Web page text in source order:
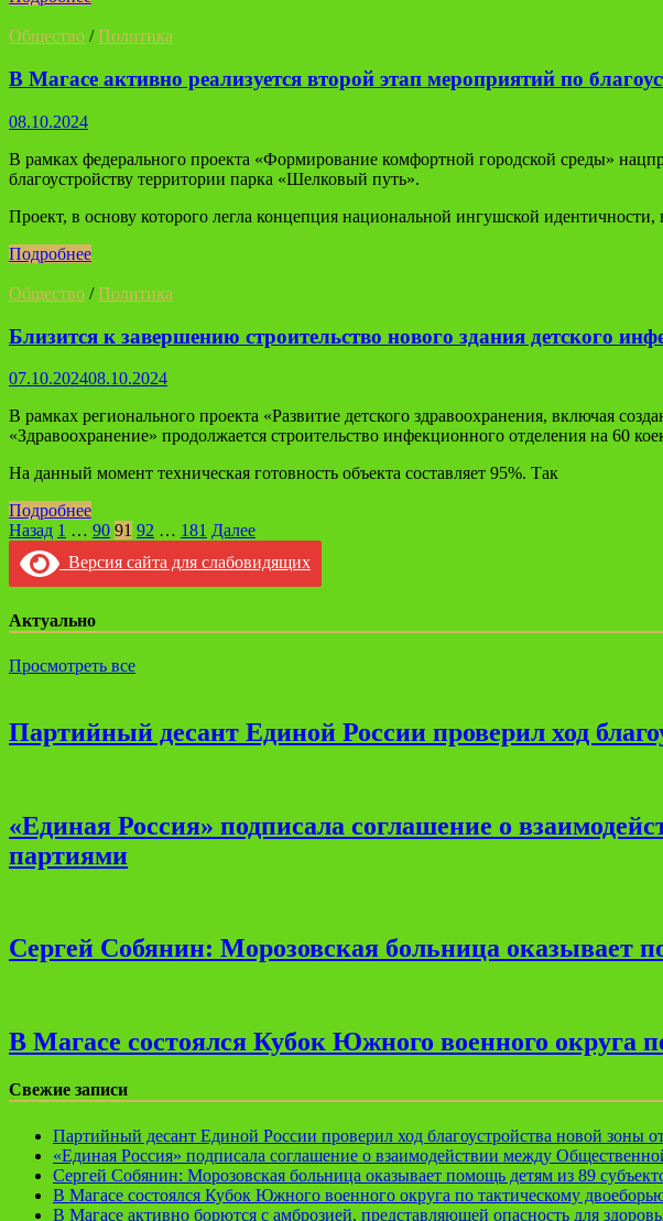
Общество /Политика
В Магасе активно реализуется второй этап мероприятий по
08.10.2024
В рамках федерального проекта «Формирование комфортной городской среды»
благоустройству территории парка «Шелковый путь».
Проект, в основу которого легла концепция национальной ингушской
Подробнее
Общество /Политика
Близится к завершению строительство нового здания детского
07.10.202408.10.2024
В рамках регионального проекта «Развитие детского здравоохранения, включая
«Здравоохранение» продолжается строительство инфекционного отделения на 60
На данный момент техническая готовность объекта составляет 95%. Так
Подробнее
Навигация
по
записям
Назад 1 … 90 91 92 … 181 Далее
Версия сайта для слабовидящих
Актуально
Просмотреть все
Партийный десант Единой России проверил ход
«Единая Россия» подписала соглашение о
партиями
Сергей Собянин: Морозовская больница оказывает
В Магасе состоялся Кубок Южного военного округа
Свежие записи
Партийный десант Единой России проверил ход благоустройства новой зоны
«Единая Россия» подписала соглашение о взаимодействии между
Сергей Собянин: Морозовская больница оказывает помощь детям из 89
В Магасе состоялся Кубок Южного военного округа по тактическому
В Магасе активно борются с амброзией, представляющей опасность для